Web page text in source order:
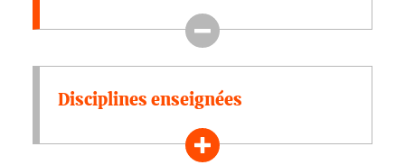
Disciplines enseignées